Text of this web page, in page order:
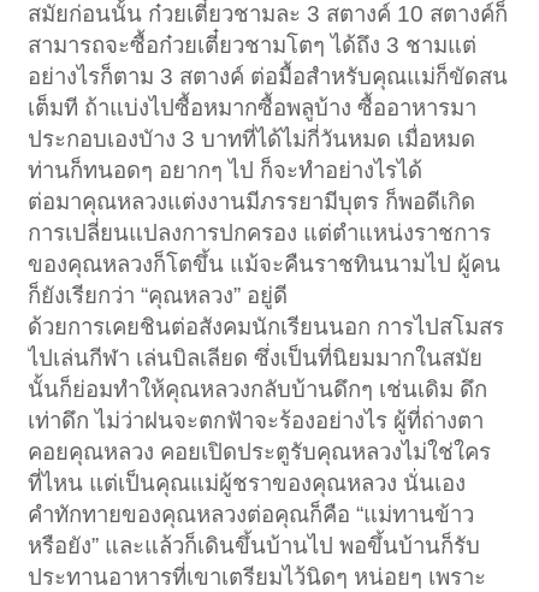
สมัยก่อนนั้น ก๋วยเตี๋ยวชามละ 3 สตางค์ 10 สตางค์ก็
สามารถจะซื้อก๋วยเตี๋ยวชามโตๆ ได้ถึง 3 ชามแต่
อย่างไรก็ตาม 3 สตางค์ ต่อมื้อสำหรับคุณแม่ก็ขัดสน
เต็มที ถ้าแบ่งไปซื้อหมากซื้อพลูบ้าง ซื้ออาหารมา
ประกอบเองบัาง 3 บาทที่ได้ไม่กี่วันหมด เมื่อหมด
ท่านก็ทนอดๆ อยากๆ ไป ก็จะทำอย่างไรได้
ต่อมาคุณหลวงแต่งงานมีภรรยามีบุตร ก็พอดีเกิด
การเปลี่ยนแปลงการปกครอง แต่ตำแหน่งราชการ
ของคุณหลวงก็โตขึ้น แม้จะคืนราชทินนามไป ผู้คน
ก็ยังเรียกว่า “คุณหลวง” อยู่ดี
ด้วยการเคยชินต่อสังคมนักเรียนนอก การไปสโมสร
ไปเล่นกีฬา เล่นบิลเลียด ซึ่งเป็นที่นิยมมากในสมัย
นั้นก็ย่อมทำให้คุณหลวงกลับบ้านดึกๆ เช่นเดิม ดึก
เท่าดึก ไม่ว่าฝนจะตกฟัาจะร้องอย่างไร ผู้ที่ถ่างตา
คอยคุณหลวง คอยเปิดประตูรับคุณหลวงไม่ใช่ใคร
ที่ไหน แต่เป็นคุณแม่ผู้ชราของคุณหลวง นั่นเอง
คำทักทายของคุณหลวงต่อคุณก็คือ “แม่ทานข้าว
หรือยัง” และแล้วก็เดินขึ้นบ้านไป พอขึ้นบ้านก็รับ
ประทานอาหารที่เขาเตรียมไว้นิดๆ หน่อยๆ เพราะ